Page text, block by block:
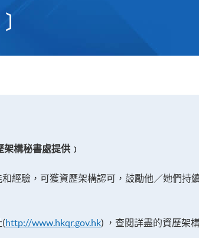
構秘書處提供﹞
經驗，可獲資歷架構認可，鼓勵他／她們持
http://www.hkqr.gov.hk) ，查閱詳盡的資歷架